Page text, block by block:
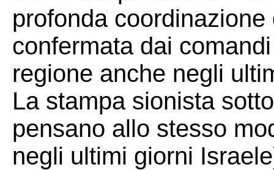
profonda
confermata dai
regione anche negli
La stampa sionista
pensano allo stesso
negli ultimi giorni